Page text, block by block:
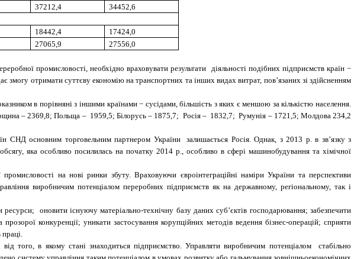
37212,4
34452,6
18442,4
17424,0
27065,9 27556,0
промисловості, необхідно враховувати результати діяльності подібних підприємств країн −
отримати суттєву економію на транспортних та інших видах витрат, пов’язаних зі здійсненням
в порівняні з іншими країнами − сусідами, більшість з яких є меншою за кількістю населення.
– 2369,8; Польща – 1959,5; Білорусь – 1875,7; Росія – 1832,7; Румунія – 1721,5; Молдова 234,2
СНД основним торговельним партнером України залишається Росія. Однак, з 2013 р. в зв’язку з
яка особливо посилилась на початку 2014 р., особливо в сфері машинобудування та хімічної
на нові ринки збуту. Враховуючи євроінтеграційні наміри України та перспективи
виробничим потенціалом переробних підприємств як на державному, регіональному, так і
оновити існуючу матеріально-технічну базу даних суб’єктів господарювання; забезпечити
конкуренції; уникати застосування корупційних методів ведення бізнес-операцій; сприяти
праці.
того, в якому стані знаходиться підприємство. Управляти виробничим потенціалом стабільно